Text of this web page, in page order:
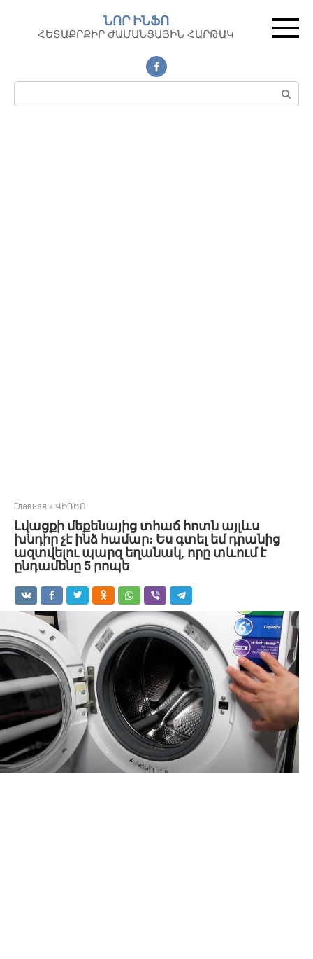
контенту
ՆՈՐ ԻՆՖՈ
ՀԵՏԱՔՐՔԻՐ ԺԱՄԱՆՑԱՅԻՆ ՀԱՐԹԱԿ
Поиск:
Главная » ՎԻԴԵՈ
Լվացքի մեքենայից տհաճ հոտն այլևս
խնդիր չէ ինձ համար։ Ես գտել եմ դրանից
ազտվելու պարզ եղանակ, որը տևում է
ընդամենը 5 րոպե